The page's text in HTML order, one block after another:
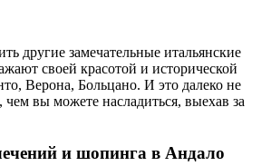
другие замечательные итальянские
своей красотой и исторической
Верона, Больцано. И это далеко не
вы можете насладиться, выехав за
и шопинга в Андало